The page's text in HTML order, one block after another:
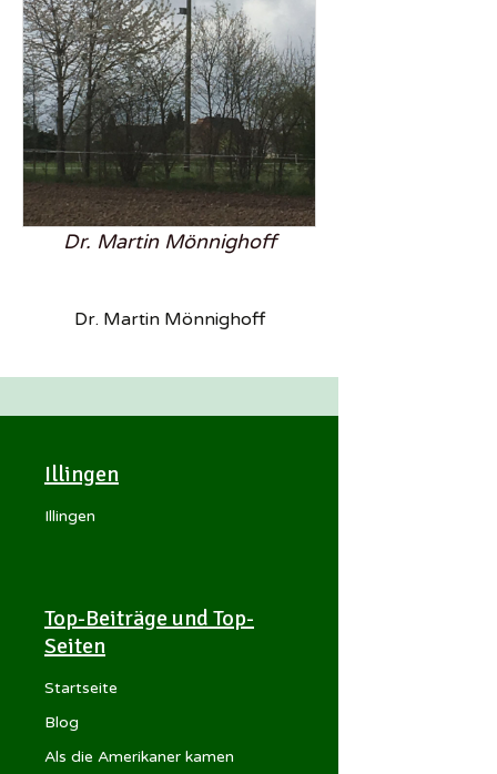
Dr. Martin Mönnighoff
Dr. Martin Mönnighoff
Illingen
Illingen
Top-Beiträge und Top-
Seiten
Startseite
Blog
Als die Amerikaner kamen